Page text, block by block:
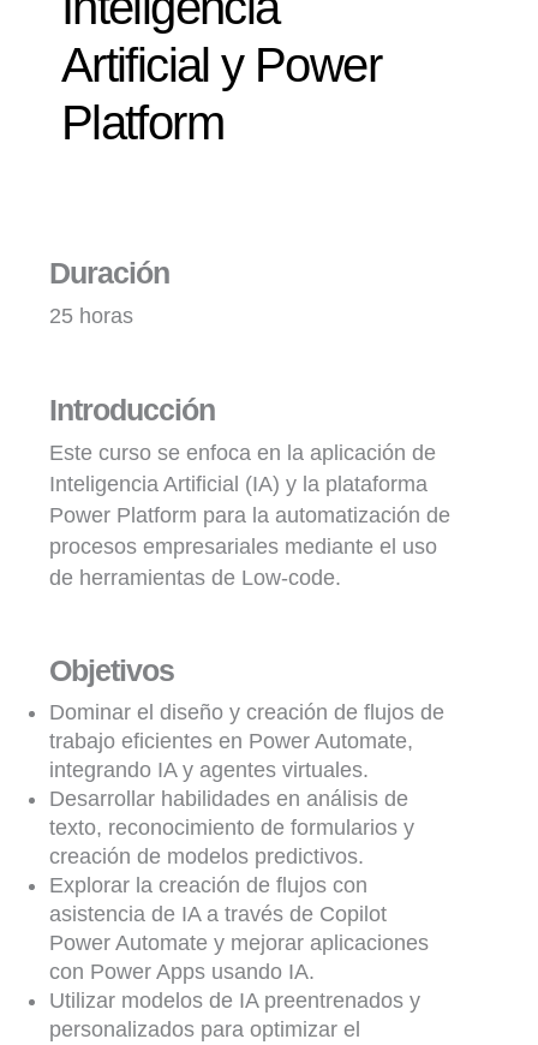
Artificial y Power
Platform
Duración
25 horas
Introducción
Este curso se enfoca en la aplicación de
Inteligencia Artificial (IA) y la plataforma
Power Platform para la automatización de
procesos empresariales mediante el uso
de herramientas de Low-code.
Objetivos
Dominar el diseño y creación de flujos de
trabajo eficientes en Power Automate,
integrando IA y agentes virtuales.
Desarrollar habilidades en análisis de
texto, reconocimiento de formularios y
creación de modelos predictivos.
Explorar la creación de flujos con
asistencia de IA a través de Copilot
Power Automate y mejorar aplicaciones
con Power Apps usando IA.
Utilizar modelos de IA preentrenados y
personalizados para optimizar el